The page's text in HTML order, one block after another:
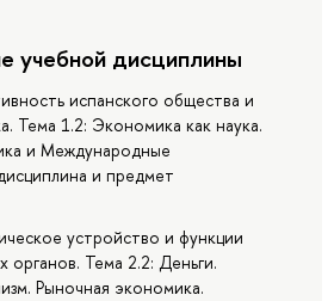
учебной дисциплины
испанского общества и
Тема 1.2: Экономика как наука.
и Международные
и предмет
устройство и функции
органов. Тема 2.2: Деньги.
Рыночная экономика.